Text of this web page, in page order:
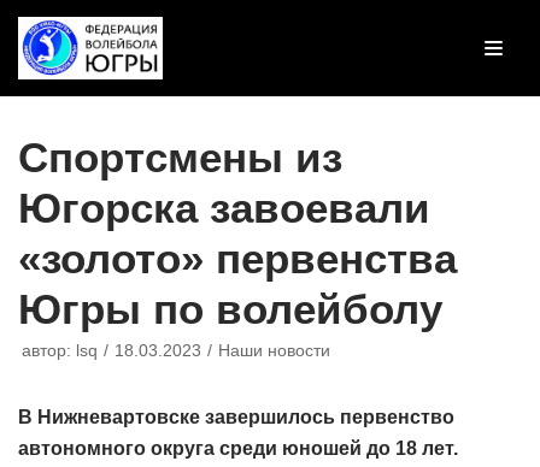
Перейти
к
Спортсмены из
Югорска завоевали
«золото» первенства
Югры по волейболу
автор: lsq 18.03.2023 Наши новости
В Нижневартовске завершилось первенство
автономного округа среди юношей до 18 лет.